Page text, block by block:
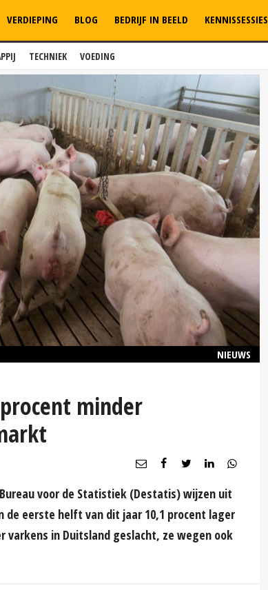
TECHNIEK VOEDING
VERDIEPING BLOG BEDRIJF IN BEELD KENNISSESSIES
NIEUWS
minder
voor de Statistiek (Destatis) wijzen uit
de eerste helft van dit jaar 10,1 procent lager
varkens in Duitsland geslacht, ze wegen ook